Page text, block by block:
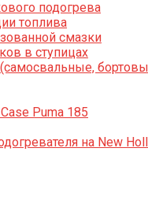
подогрева
топлива
смазки
в ступицах
Puma 185
на New